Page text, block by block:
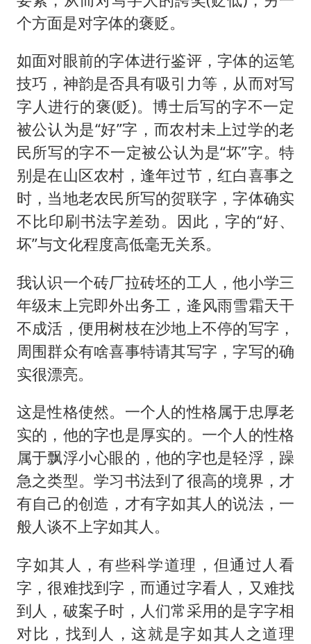
个方面是对字体的褒贬。
如面对眼前的字体进行鉴评，字体的运笔
技巧，神韵是否具有吸引力等，从而对写
字人进行的褒(贬)。博士后写的字不一定
被公认为是“好”字，而农村未上过学的老
民所写的字不一定被公认为是“坏”字。特
别是在山区农村，逢年过节，红白喜事之
时，当地老农民所写的贺联字，字体确实
不比印刷书法字差劲。因此，字的“好、
坏”与文化程度高低毫无关系。
我认识一个砖厂拉砖坯的工人，他小学三
年级末上完即外出务工，逄风雨雪霜天干
不成活，便用树枝在沙地上不停的写字，
周围群众有啥喜事特请其写字，字写的确
实很漂亮。
这是性格使然。一个人的性格属于忠厚老
实的，他的字也是厚实的。一个人的性格
属于飘浮小心眼的，他的字也是轻浮，躁
急之类型。学习书法到了很高的境界，才
有自己的创造，才有字如其人的说法，一
般人谈不上字如其人。
字如其人，有些科学道理，但通过人看
字，很难找到字，而通过字看人，又难找
到人，破案子时，人们常采用的是字字相
对比，找到人，这就是字如其人之道理